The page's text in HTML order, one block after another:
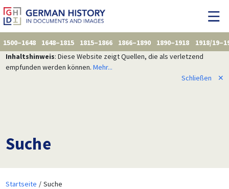
1500–1648 1648–1815 1815–1866 1866–1890 1890–1918
1918/
Inhaltshinweis: Diese Website zeigt Quellen, die als verletzend
empfunden werden können. Mehr...
Schließen
✕
Suche
Startseite Suche